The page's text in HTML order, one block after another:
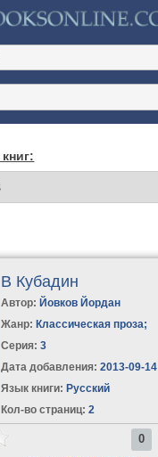
В Кубадин
Автор: Йовков Йордан
Жанр: Классическая проза;
Серия: 3
Дата добавления: 2013-09-14
Язык книги: Русский
Кол-во страниц: 2
0